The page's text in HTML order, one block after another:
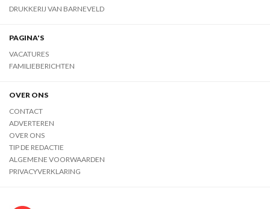
DRUKKERIJ VAN BARNEVELD
PAGINA'S
VACATURES
FAMILIEBERICHTEN
OVER ONS
CONTACT
ADVERTEREN
OVER ONS
TIP DE REDACTIE
ALGEMENE VOORWAARDEN
PRIVACYVERKLARING